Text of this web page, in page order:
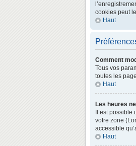
cookies peut
Haut
Comment
Tous vos
toutes les
Haut
Les heures
Il est
votre zone
accessible
Haut